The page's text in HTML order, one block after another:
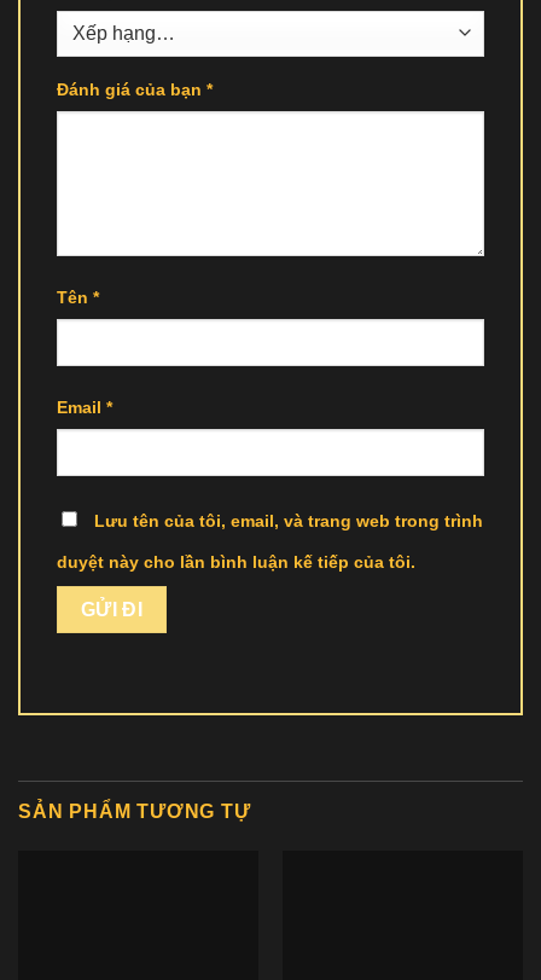
Đánh giá của bạn *
Tên *
Email *
Lưu tên của tôi, email, và trang web trong trình
duyệt này cho lần bình luận kế tiếp của tôi.
SẢN PHẨM TƯƠNG TỰ